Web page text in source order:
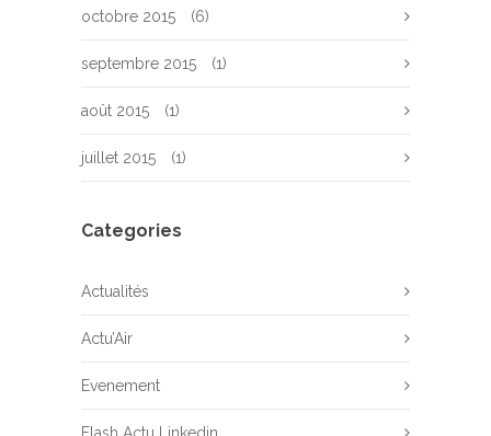
octobre 2015 (6)
septembre 2015 (1)
août 2015 (1)
juillet 2015 (1)
Categories
Actualités
Actu’Air
Evenement